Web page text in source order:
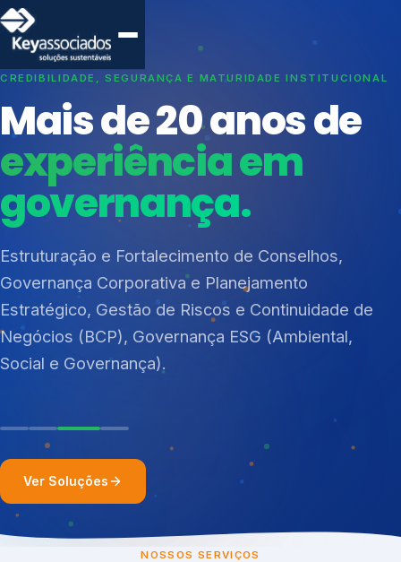
CREDIBILIDADE, SEGURANÇA E MATURIDADE INSTITUCIONAL
Mais de 20 anos de
experiência em
governança.
Estruturação e Fortalecimento de Conselhos,
Governança Corporativa e Planejamento
Estratégico, Gestão de Riscos e Continuidade de
Negócios (BCP), Governança ESG (Ambiental,
Social e Governança).
Índices de Mercado
Reporte Regulatório
Ver Soluções
NOSSOS SERVIÇOS